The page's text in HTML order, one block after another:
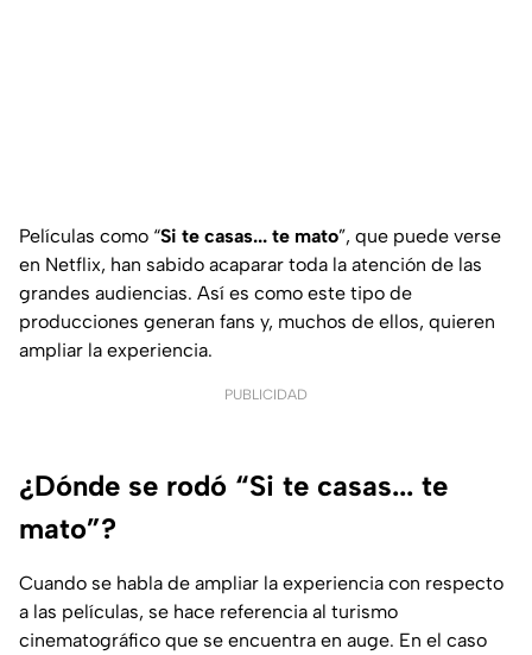
Películas como “Si te casas... te mato”, que puede verse
en Netflix, han sabido acaparar toda la atención de las
grandes audiencias. Así es como este tipo de
producciones generan fans y, muchos de ellos, quieren
ampliar la experiencia.
PUBLICIDAD
¿Dónde se rodó “Si te casas... te
mato”?
Cuando se habla de ampliar la experiencia con respecto
a las películas, se hace referencia al turismo
cinematográfico que se encuentra en auge. En el caso